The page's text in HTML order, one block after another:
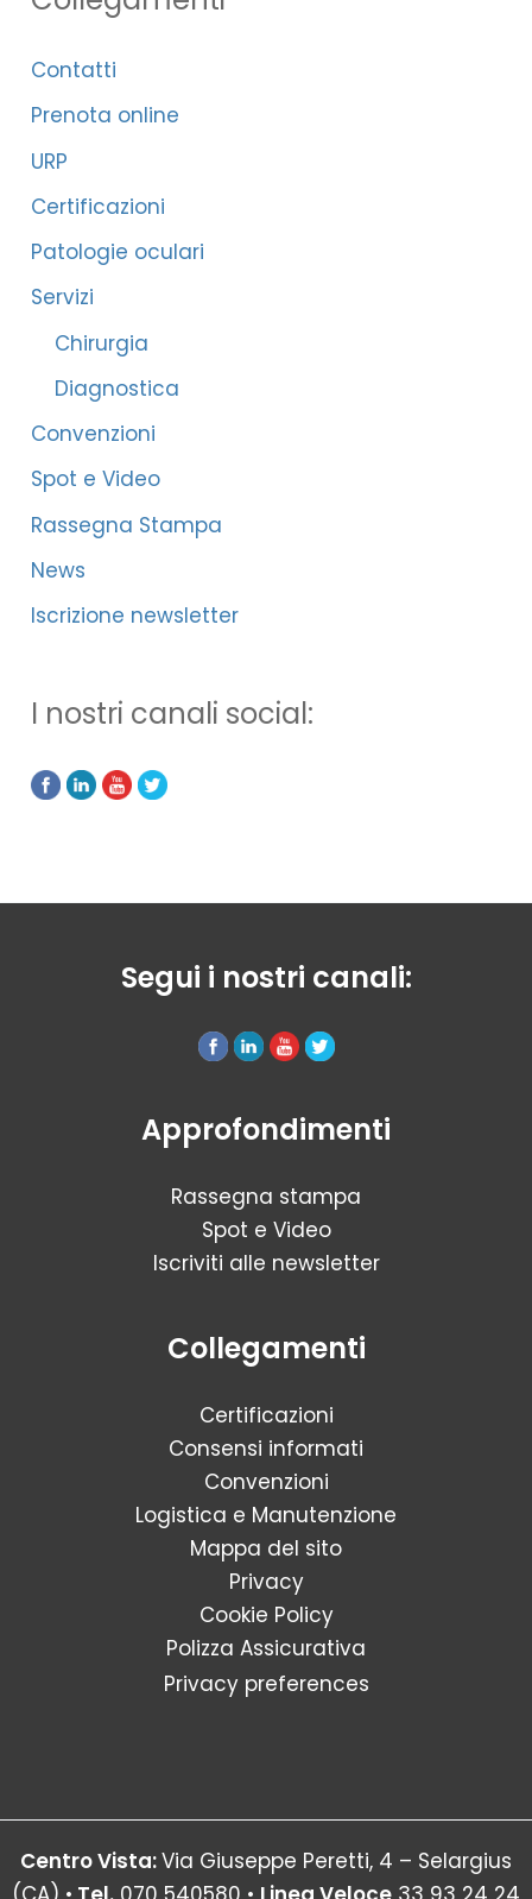
c
a
Contatti
Prenota online
URP
Certificazioni
Patologie oculari
Servizi
Chirurgia
Diagnostica
Convenzioni
Spot e Video
Rassegna Stampa
News
Iscrizione newsletter
I nostri canali social:
Segui i nostri canali:
Approfondimenti
Rassegna stampa
Spot e Video
Iscriviti alle newsletter
Collegamenti
Certificazioni
Consensi informati
Convenzioni
Logistica e Manutenzione
Mappa del sito
Privacy
Cookie Policy
Polizza Assicurativa
Privacy preferences
Centro Vista:Via Giuseppe Peretti, 4 – Selargius